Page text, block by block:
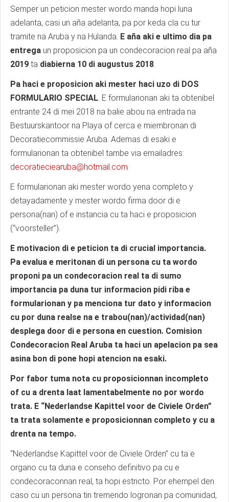
Semper un peticion mester wordo manda hopi luna
adelanta, casi un aña adelanta, pa por keda cla cu tur
tramite na Aruba y na Hulanda. E aña aki e ultimo dia pa
entrega un proposicion pa un condecoracion real pa aña
2019 ta diabierna 10 di augustus 2018
Pa haci e proposicion aki mester haci uzo di DOS
FORMULARIO SPECIAL . E formularionan aki ta obtenibel
entrante 24 di mei 2018 na balie abou na entrada na
Bestuurskantoor na Playa of cerca e miembronan di
Decoratiecommissie Aruba. Ademas di esaki e
formularionan ta obtenibel tambe via emailadres:
decoratieciearuba@hotmail.com
E formularionan aki mester wordo yena completo y
detayadamente y mester wordo firma door di e
persona(nan) of e instancia cu ta haci e proposicion
(“voorsteller”).
E motivacion di e peticion ta di crucial importancia.
Pa evalua e meritonan di un persona cu ta wordo
proponi pa un condecoracion real ta di sumo
importancia pa duna tur informacion pidi riba e
formularionan y pa menciona tur dato y informacion
cu por duna realse na e trabou(nan)/actividad(nan)
desplega door di e persona en cuestion. Comision
Condecoracion Real Aruba ta haci un apelacion pa sea
asina bon di pone hopi atencion na esaki.
Por fabor tuma nota cu proposicionnan incompleto
of cu a drenta laat lamentabelmente no por wordo
trata. E “Nederlandse Kapittel voor de Civiele Orden”
ta trata solamente e proposicionnan completo y cu a
drenta na tempo.
“Nederlandse Kapittel voor de Civiele Orden” cu ta e
organo cu ta duna e conseho definitivo pa cu e
condecoraconnan real, ta hopi estricto. Por ehempel den
caso cu un persona tin tremendo logronan pa comunidad,